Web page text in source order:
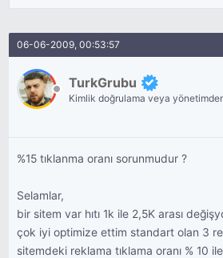
06-06-2009, 00:53:57
TurkGrubu
Kimlik doğrulama veya
%15 tıklanma oranı sorunmudur ?
Selamlar,
bir sitem var hıtı 1k ile 2,5K arası
çok iyi optimize ettim standart olan 3
sitemdeki reklama tıklama oranı % 10